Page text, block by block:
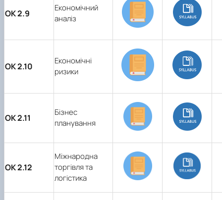
ОК 2.9
Економічний
аналіз
ОК 2.10
Економічні
ризики
ОК 2.11
Бізнес
планування
ОК 2.12
Міжнародна
торгівля та
логістика